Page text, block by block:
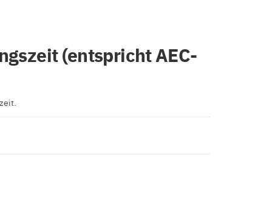
(entspricht AEC-